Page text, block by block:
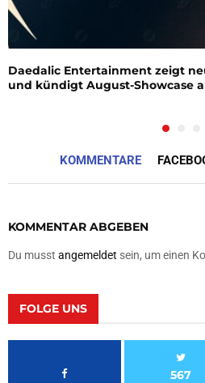
Daedalic Entertainment zeigt
und kündigt August-Showcase
KOMMENTARE
KOMMENTAR ABGEBEN
Du musst angemeldet sein, um einen
FOLGE UNS
567